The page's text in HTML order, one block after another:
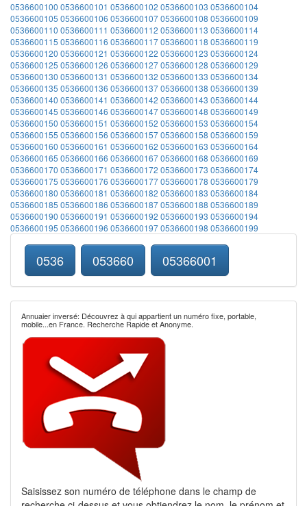
0536600100 0536600101 0536600102 0536600103 0536600104
0536600105 0536600106 05366001070536600108 0536600109
0536600110 0536600111 0536600112 0536600113 0536600114
0536600115 0536600116 05366001170536600118 0536600119
0536600120 0536600121 0536600122 0536600123 0536600124
0536600125 0536600126 05366001270536600128 0536600129
0536600130 0536600131 0536600132 0536600133 0536600134
0536600135 0536600136 05366001370536600138 0536600139
0536600140 0536600141 0536600142 0536600143 0536600144
0536600145 0536600146 05366001470536600148 0536600149
0536600150 0536600151 0536600152 0536600153 0536600154
0536600155 0536600156 05366001570536600158 0536600159
0536600160 0536600161 0536600162 0536600163 0536600164
0536600165 0536600166 05366001670536600168 0536600169
0536600170 0536600171 0536600172 0536600173 0536600174
0536600175 0536600176 05366001770536600178 0536600179
0536600180 0536600181 0536600182 0536600183 0536600184
0536600185 0536600186 05366001870536600188 0536600189
0536600190 0536600191 0536600192 0536600193 0536600194
0536600195 0536600196 05366001970536600198 0536600199
0536 053660 05366001
Annuaier inversé: Découvrez à qui appartient un numéro fixe, portable,
mobile...en France. Recherche Rapide et Anonyme.
Saisissez son numéro de téléphone dans le champ de